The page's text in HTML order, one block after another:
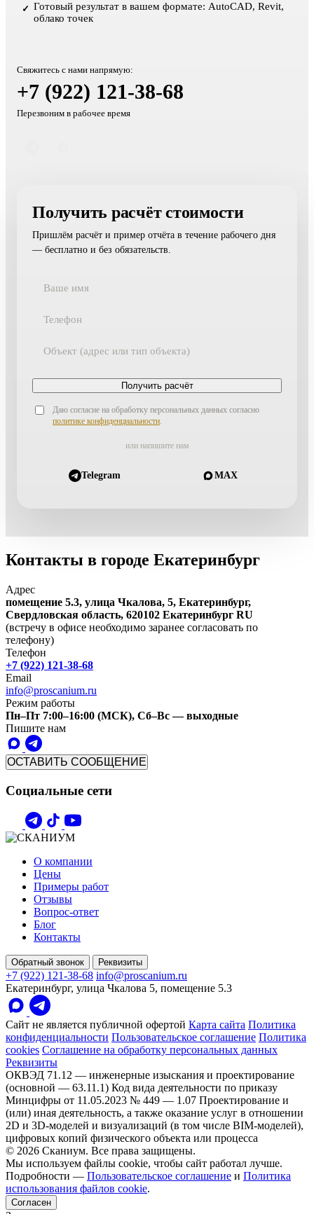
Получить расчёт стоимости
Пришлём расчёт и пример отчёта в течение рабочего дня
— бесплатно и без обязательств.
Получить расчёт
Даю согласие на обработку персональных данных согласно
политике конфиденциальности
или напишите нам
Telegram MAX
✓ Готовый результат в вашем формате: AutoCAD, Revit,
облако точек
Свяжитесь с нами напрямую:
+7 (922) 121-38-68
Перезвоним в рабочее время
Контакты в городе Екатеринбург
Адрес
помещение 5.3, улица Чкалова, 5, Екатеринбург,
Свердловская область, 620102 Екатеринбург RU
(встречу в офисе необходимо заранее согласовать по
телефону)
Телефон
+7 (922) 121-38-68
Email
info@proscanium.ru
Режим работы
Пн–Пт 7:00–16:00 (МСК), Сб–Вс — выходные
Пишите нам
ОСТАВИТЬ СООБЩЕНИЕ
Социальные сети
О компании
Цены
Примеры работ
Отзывы
Вопрос-ответ
Блог
Контакты
Обратный звонок Реквизиты
+7 (922) 121-38-68 info@proscanium.ru
Екатеринбург, улица Чкалова 5, помещение 5.3
Сайт не является публичной офертой Карта сайта Политика
конфиденциальности Пользовательское соглашение Политика
cookies Соглашение на обработку персональных данных
Реквизиты
ОКВЭД 71.12 — инженерные изыскания и проектирование
(основной — 63.11.1) Код вида деятельности по приказу
Минцифры от 11.05.2023 № 449 — 1.07 Проектирование и
(или) иная деятельность, а также оказание услуг в отношении
2D и 3D-моделей и визуализаций (в том числе BIM-моделей),
цифровых копий физического объекта или процесса
© 2026 Сканиум. Все права защищены.
Мы используем файлы cookie, чтобы сайт работал лучше.
Подробности — Пользовательское соглашение и Политика
использования файлов cookie.
Согласен